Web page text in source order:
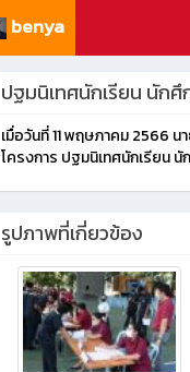
benya
ปฐมนิเทศนักเรียน นัก
เมื่อวันที่ 11 พฤษภาคม 2566
โครงการ ปฐมนิเทศนักเรียน
รูปภาพที่เกี่ยวข้อง